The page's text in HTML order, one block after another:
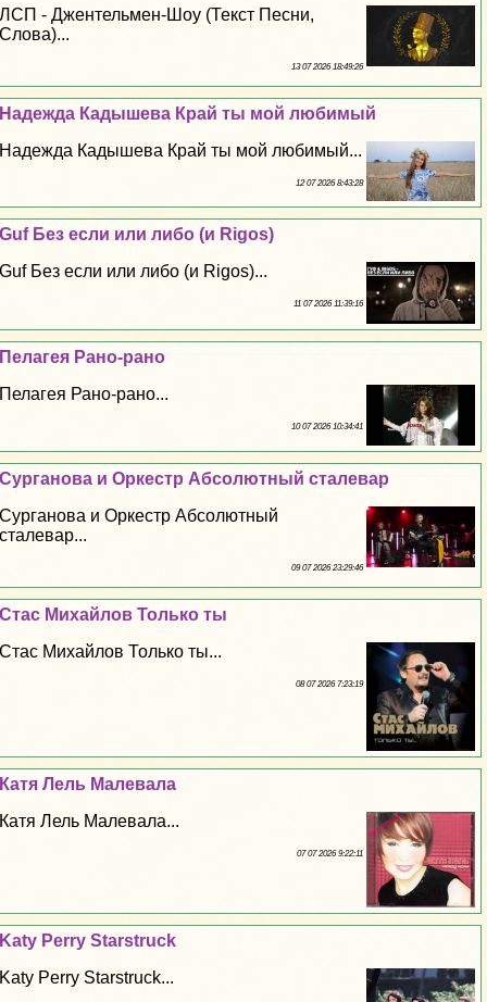
ЛСП - Джентельмен-Шоу (Текст Песни,
Слова)...
13 07 2026 18:49:26
Надежда Кадышева Край ты мой любимый
Надежда Кадышева Край ты мой любимый...
12 07 2026 8:43:28
Guf Без если или либо (и Rigos)
Guf Без если или либо (и Rigos)...
11 07 2026 11:39:16
Пелагея Рано-рано
Пелагея Рано-рано...
10 07 2026 10:34:41
Сурганова и Оркестр Абсолютный сталевар
Сурганова и Оркестр Абсолютный
сталевар...
09 07 2026 23:29:46
Стас Михайлов Только ты
Стас Михайлов Только ты...
08 07 2026 7:23:19
Катя Лель Малевала
Катя Лель Малевала...
07 07 2026 9:22:11
Katy Perry Starstruck
Katy Perry Starstruck...